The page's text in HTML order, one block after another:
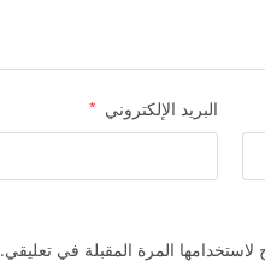
البريد الإلكتروني *
المرة المقبلة في تعليقي.